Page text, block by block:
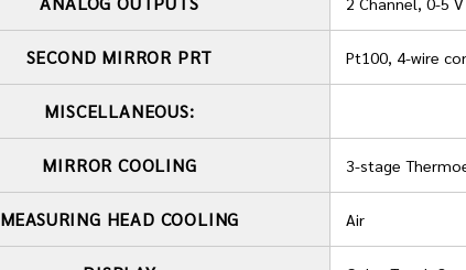
SECOND MIRROR PRT Pt100, 4-wire
MISCELLANEOUS:
MIRROR COOLING 3-stage
MEASURING HEAD COOLING Air